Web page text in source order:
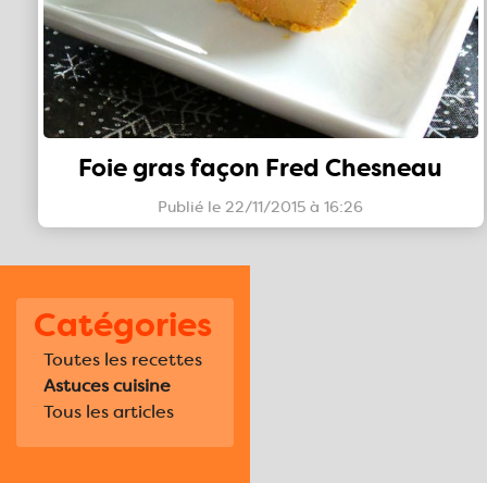
Catégories
Toutes les recettes
Astuces cuisine
Tous les articles
Foie gras façon Fred Chesneau
Publié le 22/11/2015 à 16:26